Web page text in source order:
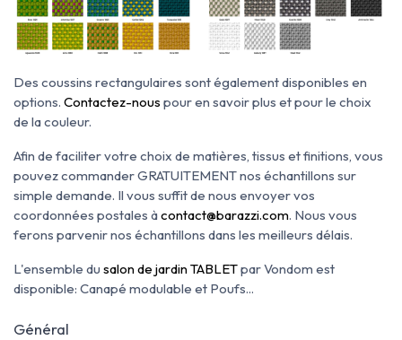
Des coussins rectangulaires sont également disponibles en
options. Contactez-nous pour en savoir plus et pour le choix
de la couleur.
Afin de faciliter votre choix de matières, tissus et finitions, vous
pouvez commander GRATUITEMENT nos échantillons sur
simple demande. Il vous suffit de nous envoyer vos
coordonnées postales àcontact@barazzi.com. Nous vous
ferons parvenir nos échantillons dans les meilleurs délais.
L'ensemble du salon de jardin TABLETpar Vondom est
disponible: Canapé modulable et Poufs...
Général